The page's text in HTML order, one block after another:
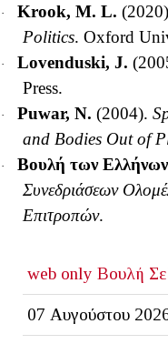
· Krook, M. L.
Politics. Oxford
· Lovenduski, J.
Press.
· Puwar, N. (2004).
and Bodies Out of
· Βουλή των
Συνεδριάσεων
Επιτροπών.
web only Βουλή
07 Αυγούστου